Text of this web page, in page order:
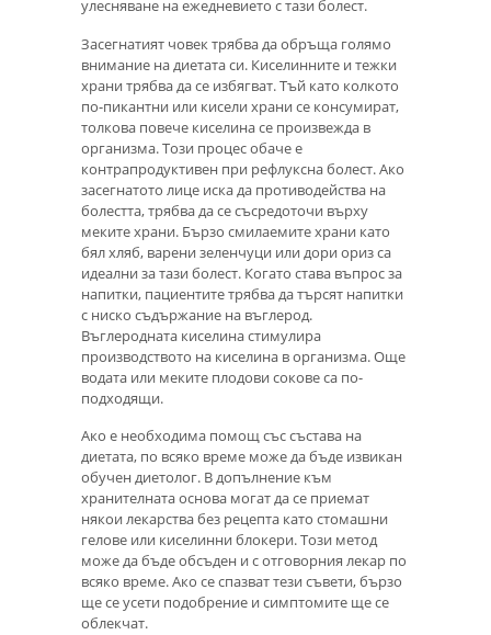
улесняване на ежедневието с тази болест.
Засегнатият човек трябва да обръща голямо
внимание на диетата си. Киселинните и тежки
храни трябва да се избягват. Тъй като колкото
по-пикантни или кисели храни се консумират,
толкова повече киселина се произвежда в
организма. Този процес обаче е
контрапродуктивен при рефлуксна болест. Ако
засегнатото лице иска да противодейства на
болестта, трябва да се съсредоточи върху
меките храни. Бързо смилаемите храни като
бял хляб, варени зеленчуци или дори ориз са
идеални за тази болест. Когато става въпрос за
напитки, пациентите трябва да търсят напитки
с ниско съдържание на въглерод.
Въглеродната киселина стимулира
производството на киселина в организма. Още
водата или меките плодови сокове са по-
подходящи.
Ако е необходима помощ със състава на
диетата, по всяко време може да бъде извикан
обучен диетолог. В допълнение към
хранителната основа могат да се приемат
някои лекарства без рецепта като стомашни
гелове или киселинни блокери. Този метод
може да бъде обсъден и с отговорния лекар по
всяко време. Ако се спазват тези съвети, бързо
ще се усети подобрение и симптомите ще се
облекчат.